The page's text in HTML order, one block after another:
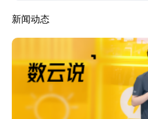
新闻动态